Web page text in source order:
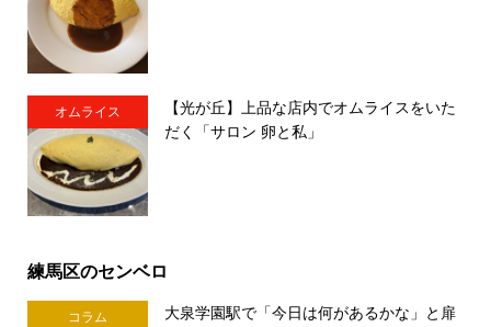
オムライス
【光が丘】上品な店内でオムライスをいた
だく「サロン 卵と私」
練馬区のセンベロ
コラム
大泉学園駅で「今日は何があるかな」と扉